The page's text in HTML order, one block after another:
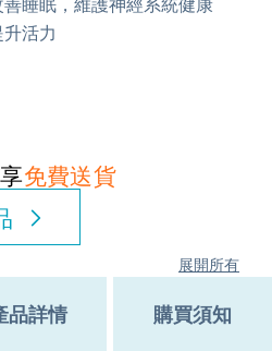
活力
免費送貨
展開所有
品詳情 購買須知